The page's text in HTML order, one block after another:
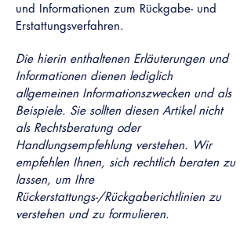
und Informationen zum Rückgabe- und
Erstattungsverfahren.
Die hierin enthaltenen Erläuterungen und
Informationen dienen lediglich
allgemeinen Informationszwecken und als
Beispiele. Sie sollten diesen Artikel nicht
als Rechtsberatung oder
Handlungsempfehlung verstehen. Wir
empfehlen Ihnen, sich rechtlich beraten zu
lassen, um Ihre
Rückerstattungs-/Rückgaberichtlinien zu
verstehen und zu formulieren.